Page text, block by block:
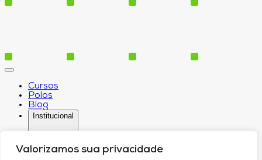
Valorizamos sua privacidade
Cursos
Polos
Blog
Institucional